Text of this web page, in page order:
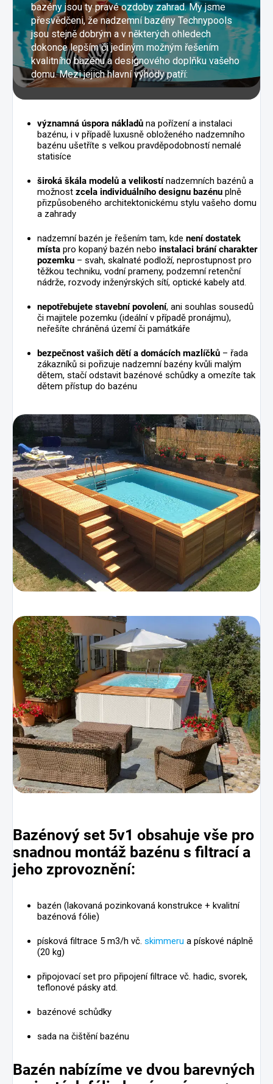
bazény jsou ty pravé ozdoby zahrad. My jsme
přesvědčeni, že nadzemní bazény Technypools
jsou stejně dobrým a v některých ohledech
dokonce lepším či jediným možným řešením
kvalitního bazénu a designového doplňku vašeho
domu. Mezi jejich hlavní výhody patří:
významná úspora nákladů na pořízení a instalaci
bazénu, i v případě luxusně obloženého nadzemního
bazénu ušetříte s velkou pravděpodobností nemalé
statisíce
široká škála modelů a velikostínadzemních bazénů a
možnost zcela individuálního designu bazénu plně
přizpůsobeného architektonickému stylu vašeho domu
a zahrady
nadzemní bazén je řešením tam, kde není dostatek
místa pro kopaný bazén nebo instalaci brání charakter
pozemku – svah, skalnaté podloží, neprostupnost pro
těžkou techniku, vodní prameny, podzemní retenční
nádrže, rozvody inženýrských sítí, optické kabely atd.
nepotřebujete stavební povolení, ani souhlas sousedů
či majitele pozemku (ideální v případě pronájmu),
neřešíte chráněná území či památkáře
bezpečnost vašich dětí a domácích mazlíčků – řada
zákazníků si pořizuje nadzemní bazény kvůli malým
dětem, stačí odstavit bazénové schůdky a omezíte tak
dětem přístup do bazénu
Bazénový set 5v1 obsahuje vše pro
snadnou montáž bazénu s filtrací a
jeho zprovoznění:
bazén (lakovaná pozinkovaná konstrukce + kvalitní
bazénová fólie)
písková filtrace 5 m3/h vč. skimmeru a pískové náplně
(20 kg)
připojovací set pro připojení filtrace vč. hadic, svorek,
teflonové pásky atd.
bazénové schůdky
sada na čištění bazénu
Bazén nabízíme ve dvou barevných